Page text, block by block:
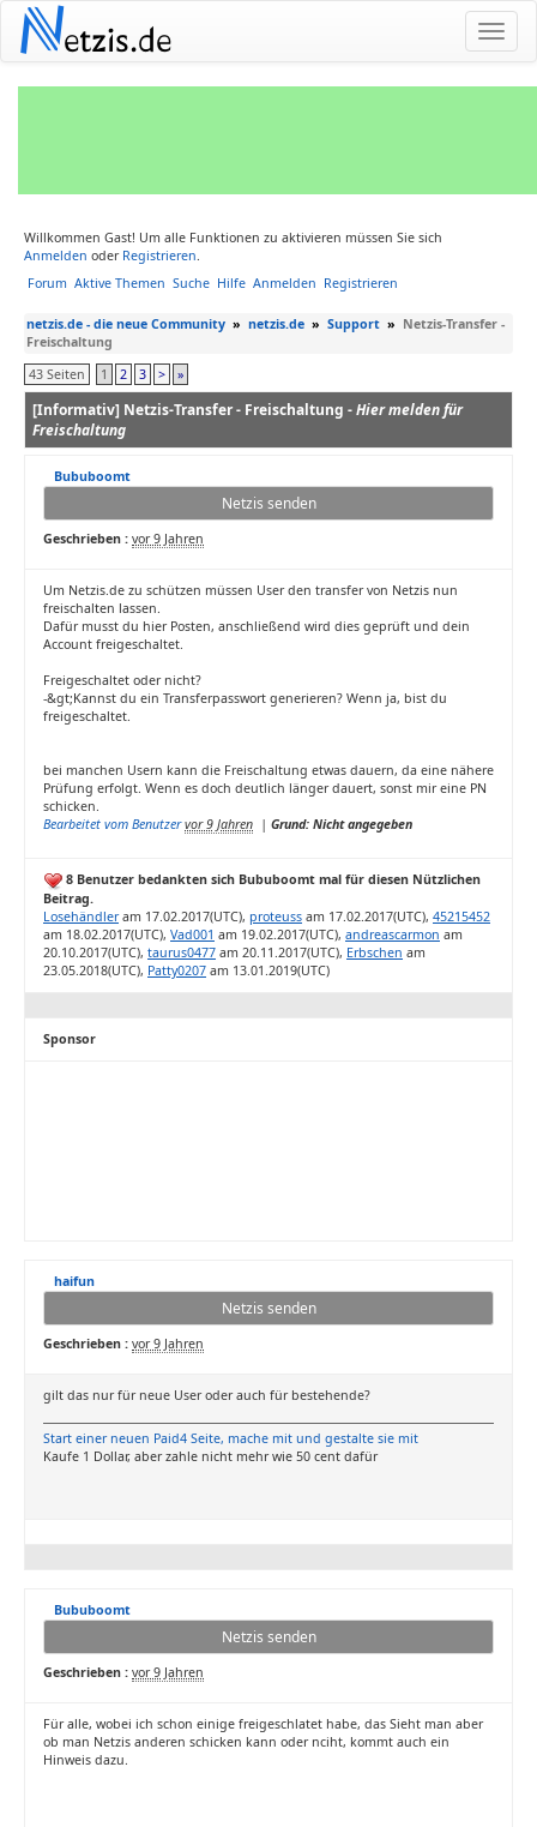
Netzis.de
Willkommen Gast! Um alle Funktionen zu aktivieren müssen Sie sich
Anmelden oder Registrieren.
Forum Aktive Themen Suche Hilfe Anmelden Registrieren
netzis.de - die neue Community » netzis.de » Support » Netzis-Transfer -
Freischaltung
43 Seiten
1 2 3 > »
[Informativ] Netzis-Transfer - Freischaltung -Hier melden für
Freischaltung
Bububoomt
Netzis senden
Geschrieben : vor 9 Jahren
Um Netzis.de zu schützen müssen User den transfer von Netzis nun
freischalten lassen.
Dafür musst du hier Posten, anschließend wird dies geprüft und dein
Account freigeschaltet.
Freigeschaltet oder nicht?
-&gt;Kannst du ein Transferpasswort generieren? Wenn ja, bist du
freigeschaltet.
bei manchen Usern kann die Freischaltung etwas dauern, da eine nähere
Prüfung erfolgt. Wenn es doch deutlich länger dauert, sonst mir eine PN
schicken.
Bearbeitet vom Benutzer vor 9 Jahren | Grund: Nicht angegeben
8 Benutzer bedankten sich Bububoomt mal für diesen Nützlichen
Beitrag.
Losehändleram 17.02.2017(UTC), proteuss am 17.02.2017(UTC), 45215452
am 18.02.2017(UTC), Vad001 am 19.02.2017(UTC), andreascarmon am
20.10.2017(UTC), taurus0477 am 20.11.2017(UTC), Erbschen am
23.05.2018(UTC), Patty0207 am 13.01.2019(UTC)
Sponsor
haifun
Netzis senden
Geschrieben : vor 9 Jahren
gilt das nur für neue User oder auch für bestehende?
Start einer neuen Paid4 Seite, mache mit und gestalte sie mit
Kaufe 1 Dollar, aber zahle nicht mehr wie 50 cent dafür
Bububoomt
Netzis senden
Geschrieben : vor 9 Jahren
Für alle, wobei ich schon einige freigeschlatet habe, das Sieht man aber
ob man Netzis anderen schicken kann oder nciht, kommt auch ein
Hinweis dazu.